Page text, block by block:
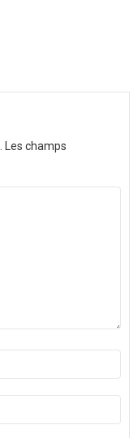
Les champs